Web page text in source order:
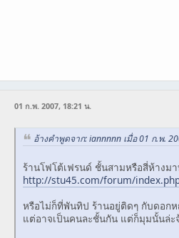
01 ก.พ. 2007, 18:21 น.
อ้างคำพูดจาก: iannnnn เมื่อ 01 ก.พ.
ร้านโฟโต้เฟรนด์ ชั้นสามหรือสี่ห้างม
http://stu45.com/forum/
หรือไม่ก็ที่พันทิป ร้านอยู่ติดๆ กับดอก
แต่อาจเป็นคนละชั้นกัน แต่ก็มุมนั้นล่ะ